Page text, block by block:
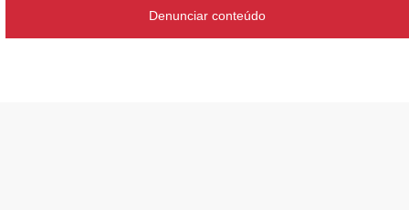
Denunciar conteúdo